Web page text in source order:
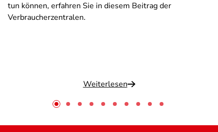
tun können, erfahren Sie in diesem Beitrag der
Verbraucherzentralen.
Weiterlesen